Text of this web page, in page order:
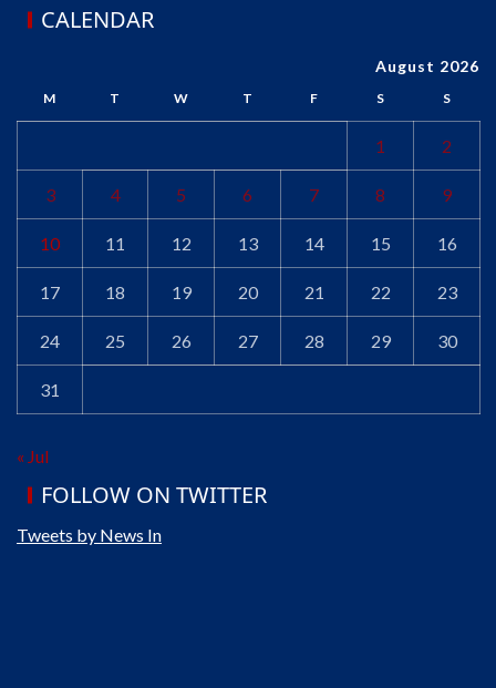
CALENDAR
August 2026
M T W T F S S
1 2
3 4 5 6 7 8 9
10 11 12 13 14 15 16
17 18 19 20 21 22 23
24 25 26 27 28 29 30
31
« Jul
FOLLOW ON TWITTER
Tweets by News In